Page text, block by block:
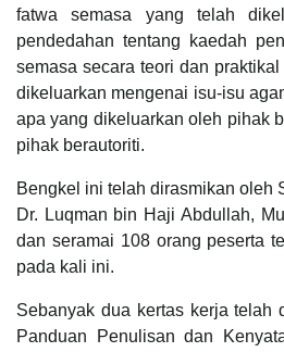
fatwa semasa yang telah
pendedahan tentang kaedah
semasa secara teori dan
dikeluarkan mengenai isu-isu
apa yang dikeluarkan oleh pihak
pihak berautoriti.
Bengkel ini telah dirasmikan oleh
Dr. Luqman bin Haji Abdullah,
dan seramai 108 orang peserta
pada kali ini.
Sebanyak dua kertas kerja telah
Panduan Penulisan dan